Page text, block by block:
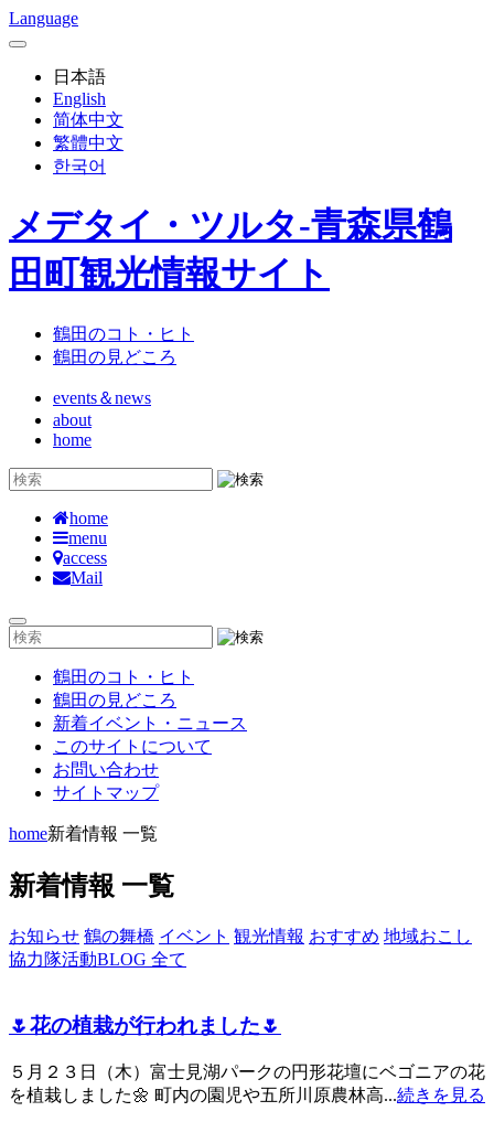
Language
日本語
English
简体中文
繁體中文
한국어
メデタイ・ツルタ-青森県鶴
田町観光情報サイト
鶴田のコト・ヒト
鶴田の見どころ
events＆news
about
home
home
menu
access
Mail
鶴田のコト・ヒト
鶴田の見どころ
新着イベント・ニュース
このサイトについて
お問い合わせ
サイトマップ
home新着情報 一覧
新着情報 一覧
お知らせ 鶴の舞橋 イベント 観光情報 おすすめ 地域おこし
協力隊活動BLOG 全て
🌷花の植栽が行われました🌷
５月２３日（木）富士見湖パークの円形花壇にベゴニアの花
を植栽しました🌼 町内の園児や五所川原農林高...続きを見る